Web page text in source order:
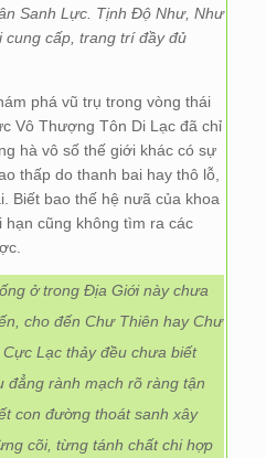
Sanh Lực. Tịnh Độ Như, Như
cung cấp, trang trí đầy đủ
phá vũ trụ trong vòng thái
Vô Thượng Tôn Di Lạc đã chỉ
hà vô số thế giới khác có sự
thấp do thanh bai hay thô lỗ,
Biết bao thế hệ nưã của khoa
hạn cũng không tìm ra các
ở trong Địa Giới này chưa
cho đến Chư Thiên hay Chư
Lạc thảy đều chưa biết
đẳng rành mạch rõ ràng tận
con đường thoát sanh xây
cõi, từng tánh chất chi hợp